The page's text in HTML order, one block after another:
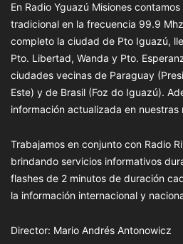
En Radio Yguazú Misiones
tradicional en la frecuencia 99.9
completo la ciudad de Pto Iguazú,
Pto. Libertad, Wanda y Pto.
ciudades vecinas de Paraguay
Este) y de Brasil (Foz do Iguazú).
información actualizada en nuestras
Trabajamos en conjunto con Radio
brindando servicios informativos
flashes de 2 minutos de duración
la información internacional y
Director: Mario Andrés Antonowicz